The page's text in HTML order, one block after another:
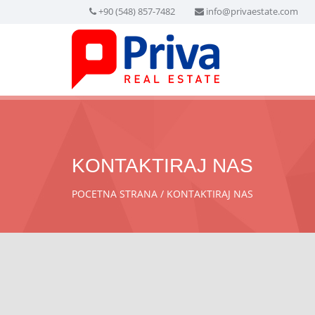
+90 (548) 857-7482 info@privaestate.com
KONTAKTIRAJ NAS
POCETNA STRANA KONTAKTIRAJ NAS